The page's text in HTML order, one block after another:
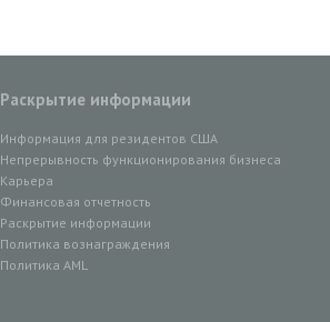
Раскрытие информации
Информация для резидентов США
Непрерывность функционирования бизнеса
Карьера
Финансовая отчетность
Раскрытие информации
Политика вознаграждения
Политика AML